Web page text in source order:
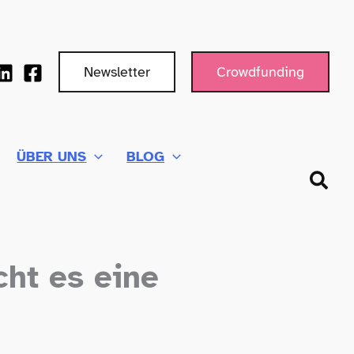
Newsletter Crowdfunding
ÜBER UNS BLOG
es eine